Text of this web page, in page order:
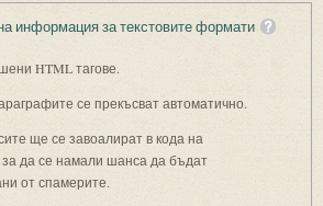
информация за текстовите формати
HTML тагове.
се прекъсват автоматично.
ще се завоалират в кода на
за да се намали шанса да бъдат
от спамерите.